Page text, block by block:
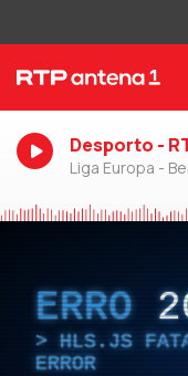
Desporto -
Liga Europa -
ERRO
HLS.JS
ERROR